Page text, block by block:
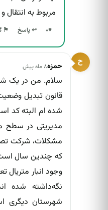
مربوط به انتقال
♥۰ ↩ پاسخ ⚑
ح حمزه۸ ماه پیش
سلام. من در یک
قانون تبدیل
شده ام البته کد
مدیریتی در سطح
مشکلات، شرکت
که چندین سال
وجود انبار متریال
نگه‌داشته شده
شهرستان دیگری